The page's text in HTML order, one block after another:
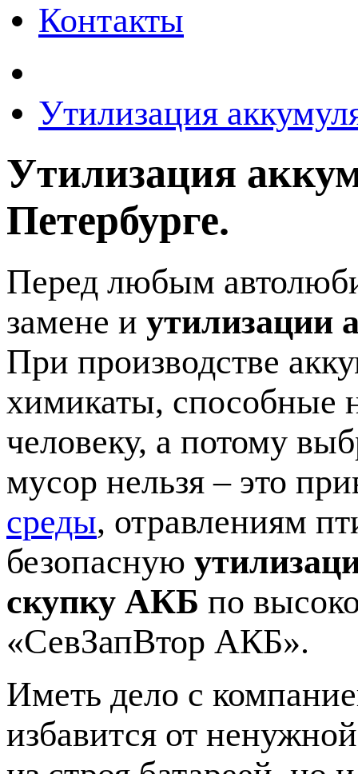
Контакты
Утилизация
Утилизация
Петербурге.
Перед любым
замене и утилизации
При производстве
химикаты, способные
человеку, а потому
мусор нельзя – это
среды, отравлениям
безопасную
скупку АКБ по
«СевЗапВтор АКБ».
Иметь дело с
избавится от